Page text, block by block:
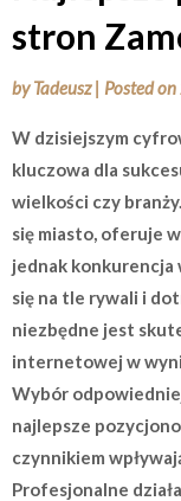
stron
byTadeusz | Posted on
W dzisiejszym
kluczowa dla
wielkości czy
się miasto, oferuje
jednak
się na tle rywali i
niezbędne jest
internetowej w
Wybór
najlepsze
czynnikiem
Profesjonalne